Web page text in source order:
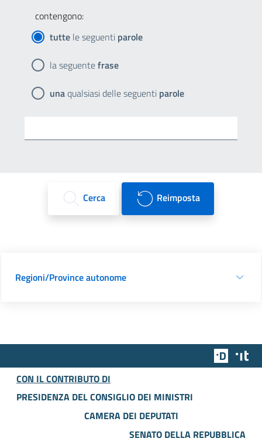
contengono:
tutte le seguenti parole
la seguentefrase
unaqualsiasi delle seguenti parole
Cerca Reimposta
Regioni/Province autonome
Team
CON IL CONTRIBUTO DI
PRESIDENZA DEL CONSIGLIO DEI MINISTRI
CAMERA DEI DEPUTATI
SENATO DELLA REPUBBLICA